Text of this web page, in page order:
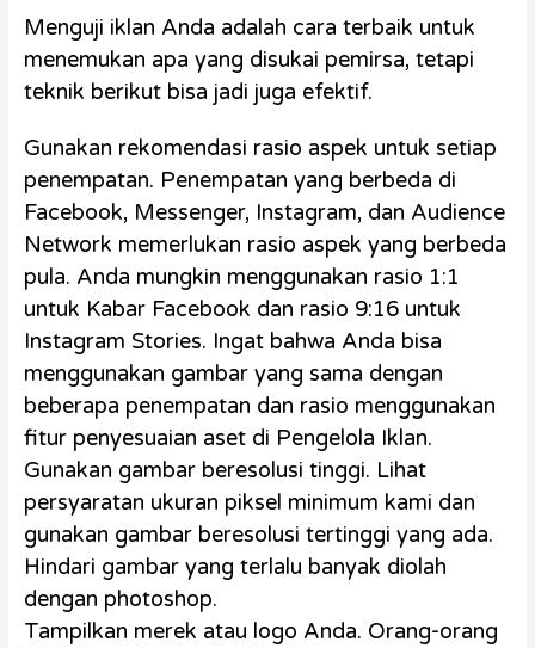
Menguji iklan Anda adalah cara terbaik untuk
menemukan apa yang disukai pemirsa, tetapi
teknik berikut bisa jadi juga efektif.
Gunakan rekomendasi rasio aspek untuk setiap
penempatan. Penempatan yang berbeda di
Facebook, Messenger, Instagram, dan Audience
Network memerlukan rasio aspek yang berbeda
pula. Anda mungkin menggunakan rasio 1:1
untuk Kabar Facebook dan rasio 9:16 untuk
Instagram Stories. Ingat bahwa Anda bisa
menggunakan gambar yang sama dengan
beberapa penempatan dan rasio menggunakan
fitur penyesuaian aset di Pengelola Iklan.
Gunakan gambar beresolusi tinggi. Lihat
persyaratan ukuran piksel minimum kami dan
gunakan gambar beresolusi tertinggi yang ada.
Hindari gambar yang terlalu banyak diolah
dengan photoshop.
Tampilkan merek atau logo Anda. Orang-orang